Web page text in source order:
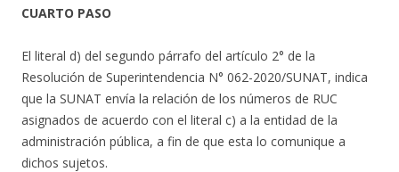
CUARTO PASO
El literal d) del segundo párrafo del artículo 2° de la
Resolución de Superintendencia N° 062-2020/SUNAT, indica
que la SUNAT envía la relación de los números de RUC
asignados de acuerdo con el literal c) a la entidad de la
administración pública, a fin de que esta lo comunique a
dichos sujetos.